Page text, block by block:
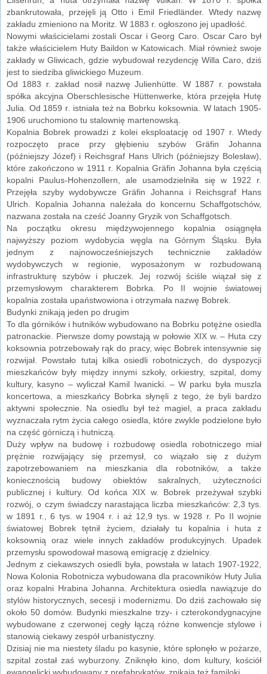
zbankrutowała, przejęli ją Otto i Emil Friedländer. Wtedy nazwę
zakładu zmieniono na Moritz. W 1883 r. ogłoszono jej upadłość.
Nowymi właścicielami zostali Oscar i Georg Caro. Oscar Caro był
także właścicielem Huty Baildon w Katowicach. Miał również swoje
zakłady w Gliwicach, gdzie wybudował rezydencję Willa Caro, dziś
jest to siedziba gliwickiego Muzeum.
Od 1883 r. zakład nosił nazwę Julienhütte. W 1887 r. powstała
spółka akcyjna Oberschlesische Hüttenwerke, która przejęła Hutę
Julia. Od 1859 r. istniała też na Bobrku koksownia. W latach 1905-
1906 uruchomiono tu stalownię martenowską.
Kopalnia Bobrek prowadzi z kolei eksploatację od 1907 r. Wtedy
rozpoczęto prace przy głębieniu szybów Gräfin Johanna
(późniejszy Józef) i Reichsgraf Hans Ulrich (późniejszy Bolesław),
które zakończono w 1911 r. Kopalnia Gräfin Johanna była częścią
kopalni Paulus-Hohenzollern, ale usamodzielniła się w 1922 r.
Przejęła szyby wydobywcze Gräfin Johanna i Reichsgraf Hans
Ulrich. Kopalnia Johanna należała do koncernu Schaffgotschów,
nazwana została na cześć Joanny Gryzik von Schaffgotsch.
Na początku okresu międzywojennego kopalnia osiągnęła
najwyższy poziom wydobycia węgla na Górnym Śląsku. Była
jednym z najnowocześniejszych technicznie zakładów
wydobywczych w regionie, wyposażonym w rozbudowaną
infrastrukturę szybów i płuczek. Jej rozwój ściśle wiązał się z
przemysłowym charakterem Bobrka. Po II wojnie światowej
kopalnia została upaństwowiona i otrzymała nazwę Bobrek.
Budynki znikają jeden po drugim
To dla górników i hutników wybudowano na Bobrku potężne osiedla
patronackie. Pierwsze domy powstają w połowie XIX w. – Huta czy
koksownia potrzebowały rąk do pracy, więc Bobrek intensywnie się
rozwijał. Powstało tutaj kilka osiedli robotniczych, do dyspozycji
mieszkańców były między innymi szkoły, orkiestry, szpital, domy
kultury, kasyno – wyliczał Kamil Iwanicki. – W parku była muszla
koncertowa, a mieszkańcy Bobrka słynęli z tego, że byli bardzo
aktywni społecznie. Na osiedlu był też magiel, a praca zakładu
wyznaczała rytm życia całego osiedla, które zwykle podzielone było
na część górniczą i hutniczą.
Duży wpływ na budowę i rozbudowę osiedla robotniczego miał
prężnie rozwijający się przemysł, co wiązało się z dużym
zapotrzebowaniem na mieszkania dla robotników, a także
koniecznością budowy obiektów sakralnych, użyteczności
publicznej i kultury. Od końca XIX w. Bobrek przeżywał szybki
rozwój, o czym świadczy narastająca liczba mieszkańców: 2,3 tys.
w 1891 r., 6 tys. w 1904 r. i aż 12,9 tys. w 1928 r. Po II wojnie
światowej Bobrek tętnił życiem, działały tu kopalnia i huta z
koksownią oraz wiele innych zakładów produkcyjnych. Upadek
przemysłu spowodował masową emigrację z dzielnicy.
Jednym z ciekawszych osiedli była, powstała w latach 1907-1922,
Nowa Kolonia Robotnicza wybudowana dla pracowników Huty Julia
oraz kopalni Hrabina Johanna. Architektura osiedla nawiązuje do
stylów historycznych, secesji i modernizmu. Do dziś zachowało się
około 50 domów. Budynki mieszkalne trzy- i czterokondygnacyjne
wybudowane z czerwonej cegły łączą różne konwencje stylowe i
stanowią ciekawy zespół urbanistyczny.
Dzisiaj nie ma niestety śladu po kasynie, które spłonęło w pożarze,
szpital został zaś wyburzony. Zniknęło kino, dom kultury, kościół